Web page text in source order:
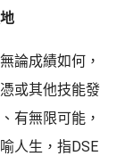
論成績如何，
或其他技能發
有無限可能，
人生，指DSE